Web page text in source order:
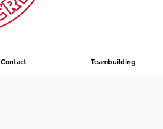
Contact Teambuilding